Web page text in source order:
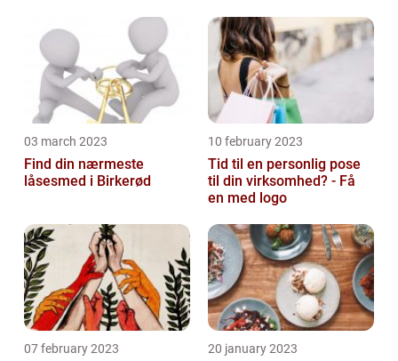
03 march 2023
Find din nærmeste
låsesmed i Birkerød
10 february 2023
Tid til en personlig pose
til din virksomhed? - Få
en med logo
07 february 2023 20 january 2023